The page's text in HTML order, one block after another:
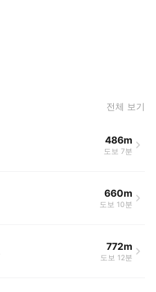
전체 보기
486m
도보 7분
660m
도보 10분
772m
도보 12분